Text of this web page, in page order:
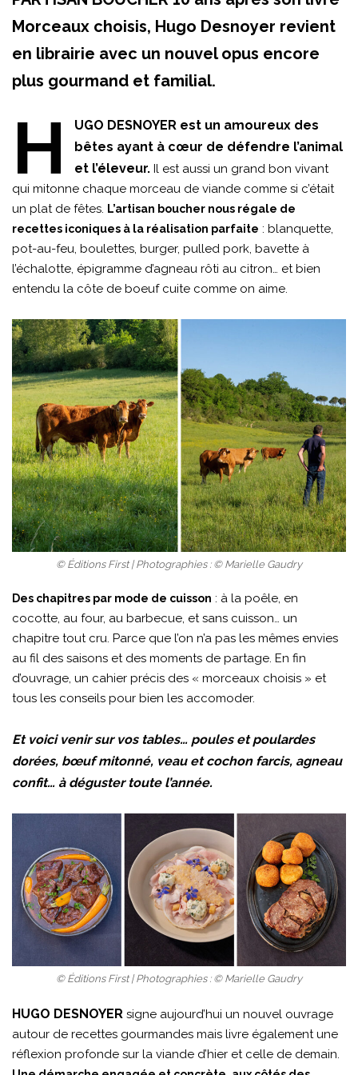
Morceaux choisis, Hugo Desnoyer revient
en librairie avec un nouvel opus encore
plus gourmand et familial.
H
UGO DESNOYER est un amoureux des
bêtes ayant à cœur de défendre l’animal
et l’éleveur. Il est aussi un grand bon vivant
qui mitonne chaque morceau de viande comme si c’était
un plat de fêtes. L’artisan boucher nous régale de
recettes iconiques à la réalisation parfaite : blanquette,
pot-au-feu, boulettes, burger, pulled pork, bavette à
l’échalotte, épigramme d’agneau rôti au citron… et bien
entendu la côte de boeuf cuite comme on aime.
© Éditions First | Photographies : © Marielle Gaudry
Des chapitres par mode de cuisson : à la poêle, en
cocotte, au four, au barbecue, et sans cuisson… un
chapitre tout cru. Parce que l’on n’a pas les mêmes envies
au fil des saisons et des moments de partage. En fin
d’ouvrage, un cahier précis des « morceaux choisis » et
tous les conseils pour bien les accomoder.
Et voici venir sur vos tables… poules et poulardes
dorées, bœuf mitonné, veau et cochon farcis, agneau
confit… à déguster toute l’année.
© Éditions First | Photographies : © Marielle Gaudry
HUGO DESNOYER signe aujourd’hui un nouvel ouvrage
autour de recettes gourmandes mais livre également une
réflexion profonde sur la viande d’hier et celle de demain.